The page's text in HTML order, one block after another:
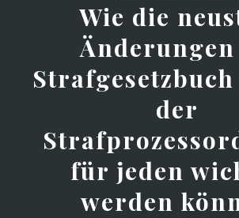
Wie die
der
für jeden
werden